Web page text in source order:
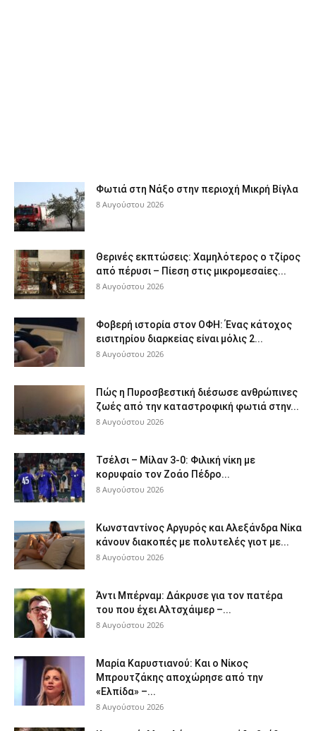
Φωτιά στη Νάξο στην περιοχή Μικρή Βίγλα
8 Αυγούστου 2026
Θερινές εκπτώσεις: Χαμηλότερος ο τζίρος
από πέρυσι – Πίεση στις μικρομεσαίες...
8 Αυγούστου 2026
Φοβερή ιστορία στον ΟΦΗ: Ένας κάτοχος
εισιτηρίου διαρκείας είναι μόλις 2...
8 Αυγούστου 2026
Πώς η Πυροσβεστική διέσωσε ανθρώπινες
ζωές από την καταστροφική φωτιά στην...
8 Αυγούστου 2026
Τσέλσι – Μίλαν 3-0: Φιλική νίκη με
κορυφαίο τον Ζοάο Πέδρο...
8 Αυγούστου 2026
Κωνσταντίνος Αργυρός και Αλεξάνδρα Νίκα
κάνουν διακοπές με πολυτελές γιοτ με...
8 Αυγούστου 2026
Άντι Μπέρναμ: Δάκρυσε για τον πατέρα
του που έχει Αλτσχάιμερ –...
8 Αυγούστου 2026
Μαρία Καρυστιανού: Και ο Νίκος
Μπρουτζάκης αποχώρησε από την
«Ελπίδα» –...
8 Αυγούστου 2026